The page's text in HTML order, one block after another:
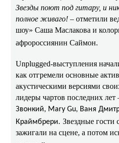
Звезды поют под гитару, и
полное живаго! –отметили
шоу» Саша Маслакова и
афророссиянин Саймон.
Unplugged-выступления
как отгремели основные
акустическими версиями
лидеры чартов последних
Звонкий, Mary Gu, Ваня
Краймбрери. Звездные гости
зажигали на сцене, а потом